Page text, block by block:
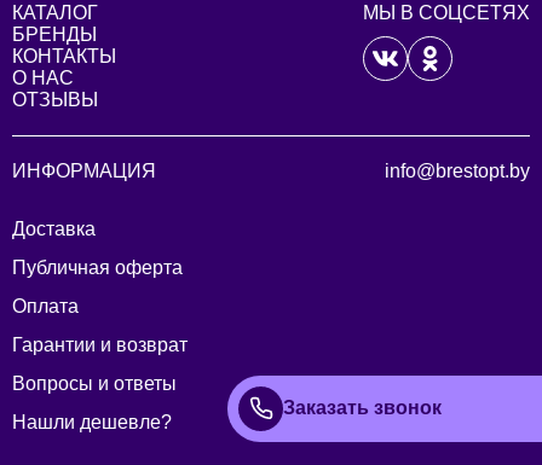
КАТАЛОГ
БРЕНДЫ
КОНТАКТЫ
О НАС
ОТЗЫВЫ
МЫ В СОЦСЕТЯХ
ИНФОРМАЦИЯ
Доставка
Публичная оферта
Оплата
Гарантии и возврат
Вопросы и ответы
Нашли дешевле?
info@brestopt.by
Заказать звонок